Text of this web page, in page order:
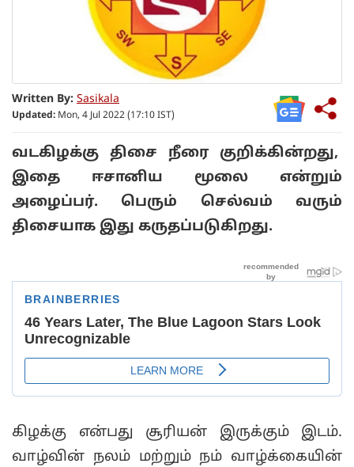
Written By: Sasikala
Updated: Mon, 4 Jul 2022 (17:10 IST)
வடகிழக்கு திசை நீரை குறிக்கின்றது,
இதை ஈசானிய மூலை என்றும்
அழைப்பர். பெரும் செல்வம் வரும்
திசையாக இது கருதப்படுகிறது.
கிழக்கு என்பது சூரியன் இருக்கும் இடம்.
வாழ்வின் நலம் மற்றும் நம் வாழ்க்கையின்